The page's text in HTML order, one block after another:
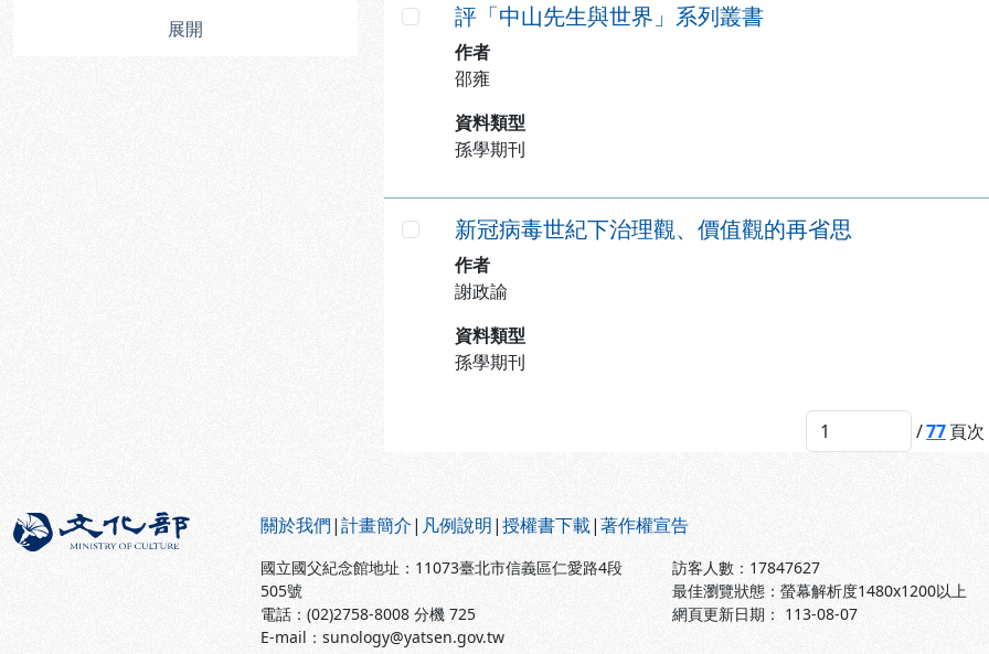
展開 勾選
評「中山先生與世界」系列叢書
作者
邵雍
資料類型
孫學期刊
勾選
新冠病毒世紀下治理觀、價值觀的再省思
作者
謝政諭
資料類型
孫學期刊
/77頁次
關於我們|計畫簡介| 凡例說明|授權書下載|著作權宣告
國立國父紀念館地址：11073臺北市信義區仁愛路4段
505號
電話：(02)2758-8008 分機 725
E-mail：sunology@yatsen.gov.tw
訪客人數： 17847627
最佳瀏覽狀態：螢幕解析度1480x1200以上
網頁更新日期： 113-08-07